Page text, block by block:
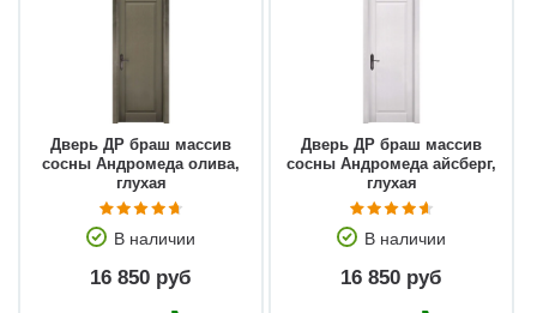
Дверь ДР браш массив
сосны Андромеда олива,
глухая
В наличии
16 850 руб
Дверь ДР браш массив
сосны Андромеда айсберг,
глухая
В наличии
16 850 руб